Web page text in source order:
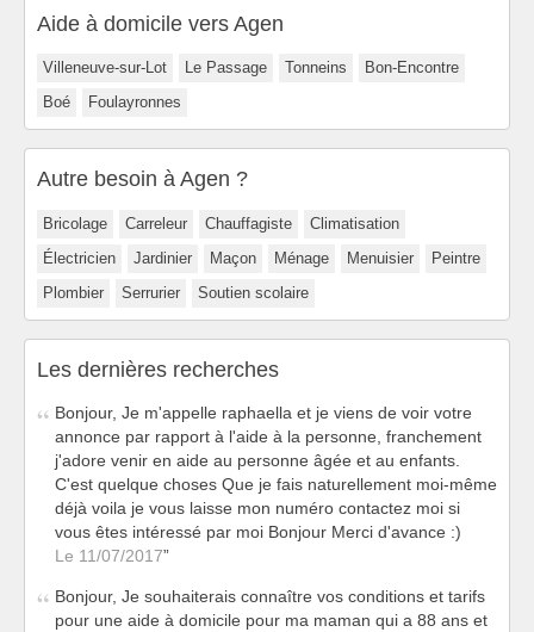
Aide à domicile vers Agen
Villeneuve-sur-Lot Le Passage Tonneins
Bon-Encontre
Boé
Foulayronnes
Autre besoin à Agen ?
Bricolage Carreleur Chauffagiste
Climatisation
Électricien
Jardinier Maçon Ménage Menuisier
Peintre
Plombier
Serrurier Soutien scolaire
Les dernières recherches
Bonjour, Je m'appelle raphaella et je viens de voir votre
annonce par rapport à l'aide à la personne, franchement
j'adore venir en aide au personne âgée et au enfants.
C'est quelque choses Que je fais naturellement moi-même
déjà voila je vous laisse mon numéro contactez moi si
vous êtes intéressé par moi Bonjour Merci d'avance :)
Le 11/07/2017
Bonjour, Je souhaiterais connaître vos conditions et tarifs
pour une aide à domicile pour ma maman qui a 88 ans et